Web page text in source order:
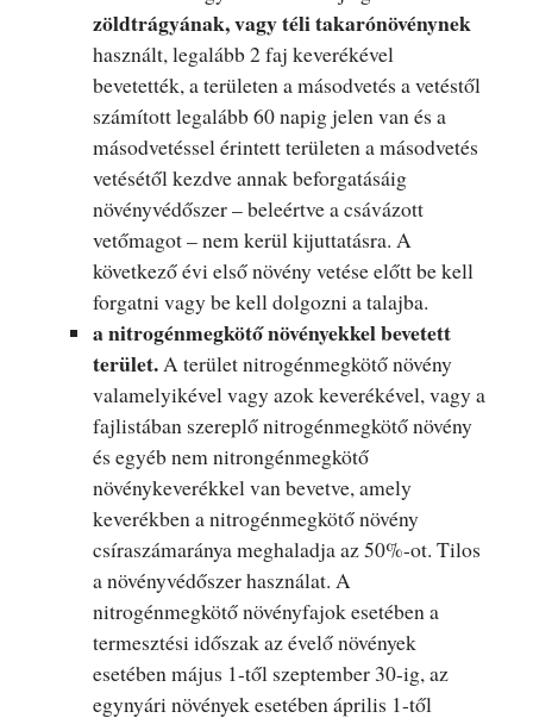
zöldtrágyának, vagy téli takarónövénynek
használt, legalább 2 faj keverékével
bevetették, a területen a másodvetés a vetéstől
számított legalább 60 napig jelen van és a
másodvetéssel érintett területen a másodvetés
vetésétől kezdve annak beforgatásáig
növényvédőszer – beleértve a csávázott
vetőmagot – nem kerül kijuttatásra. A
következő évi első növény vetése előtt be kell
forgatni vagy be kell dolgozni a talajba.
a nitrogénmegkötő növényekkel bevetett
terület.A terület nitrogénmegkötő növény
valamelyikével vagy azok keverékével, vagy a
fajlistában szereplő nitrogénmegkötő növény
és egyéb nem nitrongénmegkötő
növénykeverékkel van bevetve, amely
keverékben a nitrogénmegkötő növény
csíraszámaránya meghaladja az 50%-ot. Tilos
a növényvédőszer használat. A
nitrogénmegkötő növényfajok esetében a
termesztési időszak az évelő növények
esetében május 1-től szeptember 30-ig, az
egynyári növények esetében április 1-től